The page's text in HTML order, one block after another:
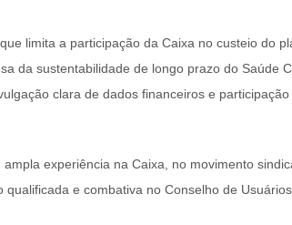
limita a participação da Caixa no custeio do
da sustentabilidade de longo prazo do Saúde
clara de dados financeiros e
experiência na Caixa, no movimento
e combativa no Conselho de Usuários.